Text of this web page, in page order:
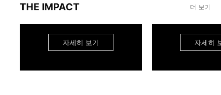
THE IMPACT 더 보기
자세히 보기 자세히